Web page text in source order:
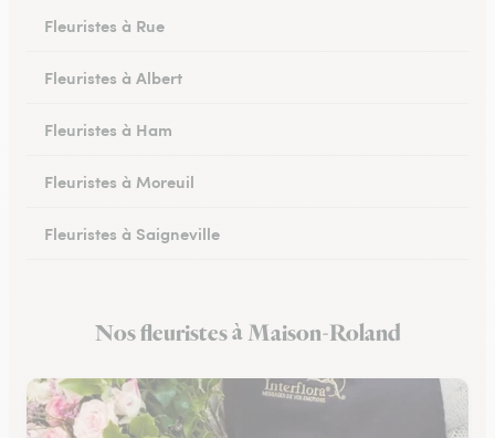
Fleuristes à Rue
Fleuristes à Albert
Fleuristes à Ham
Fleuristes à Moreuil
Fleuristes à Saigneville
Fleuristes à Corbie
Nos fleuristes à Maison-Roland